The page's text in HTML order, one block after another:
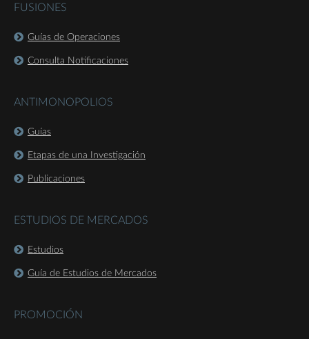
FUSIONES
Guías de Operaciones
Consulta Notificaciones
ANTIMONOPOLIOS
Guías
Etapas de una Investigación
Publicaciones
ESTUDIOS DE MERCADOS
Estudios
Guía de Estudios de Mercados
PROMOCIÓN